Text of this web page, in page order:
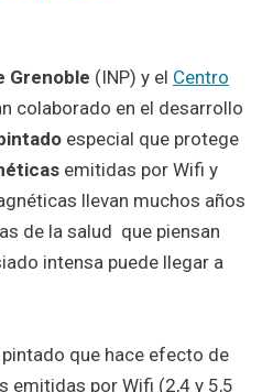
Grenoble (INP) y el Centro
colaborado en el desarrollo
especial que protege
emitidas por Wifi y
llevan muchos años
de la salud que piensan
intensa puede llegar a
pintado que hace efecto de
emitidas por Wifi (2,4 y 5,5